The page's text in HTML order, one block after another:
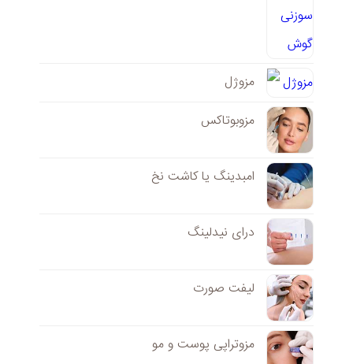
مزوژل
مزوبوتاکس
امبدینگ یا کاشت نخ
درای نیدلینگ
لیفت صورت
مزوتراپی پوست و مو